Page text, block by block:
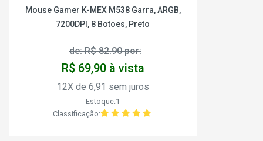
Mouse Gamer K-MEX M538 Garra, ARGB,
7200DPI, 8 Botoes, Preto
de: R$ 82.90 por:
R$ 69,90 à vista
12X de 6,91 sem juros
Estoque:1
Classificação: